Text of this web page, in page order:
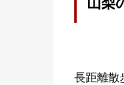
長距離散